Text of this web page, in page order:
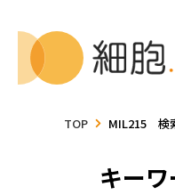
TOP MIL215 検
キー